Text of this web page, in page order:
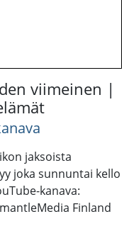
viimeinen |
jaksoista
joka sunnuntai kello
kanava:
Finland